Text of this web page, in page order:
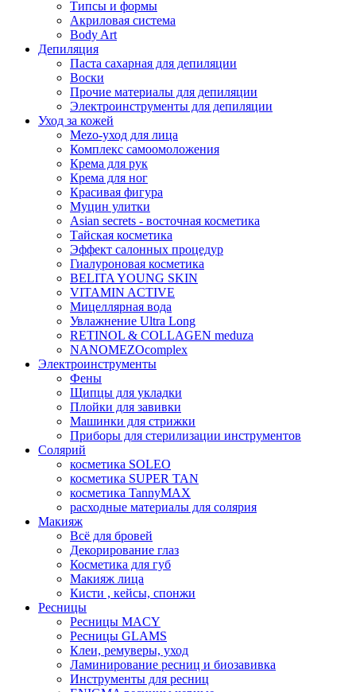
Типсы и формы
Акриловая система
Body Art
Депиляция
Паста сахарная для депиляции
Воски
Прочие материалы для депиляции
Электроинструменты для депиляции
Уход за кожей
Mezo-уход для лица
Комплекс самоомоложения
Крема для рук
Крема для ног
Красивая фигура
Муцин улитки
Asian seсrets - восточная косметика
Тайская косметика
Эффект салонных процедур
Гиалуроновая косметика
BELITA YOUNG SKIN
VITAMIN ACTIVE
Мицеллярная вода
Увлажнение Ultra Long
RETINOL & COLLAGEN meduza
NANOMEZOcomplex
Электроинструменты
Фены
Щипцы для укладки
Плойки для завивки
Машинки для стрижки
Приборы для стерилизации инструментов
Солярий
косметика SOLEO
косметика SUPER TAN
косметика TannyMAX
расходные материалы для солярия
Макияж
Всё для бровей
Декорирование глаз
Косметика для губ
Макияж лица
Кисти , кейсы, спонжи
Ресницы
Ресницы MACY
Ресницы GLAMS
Клеи, ремуверы, уход
Ламинирование ресниц и биозавивка
Инструменты для ресниц